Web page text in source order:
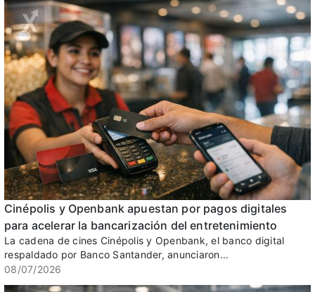
Cinépolis y Openbank apuestan por pagos digitales
para acelerar la bancarización del entretenimiento
La cadena de cines Cinépolis y Openbank, el banco digital
respaldado por Banco Santander, anunciaron...
08/07/2026